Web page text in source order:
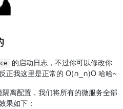
的启动日志，不过你可以修改你
正我这里是正常的 O(∩_∩)O 哈哈~
离配置，我们将所有的微服务全部
果如下：